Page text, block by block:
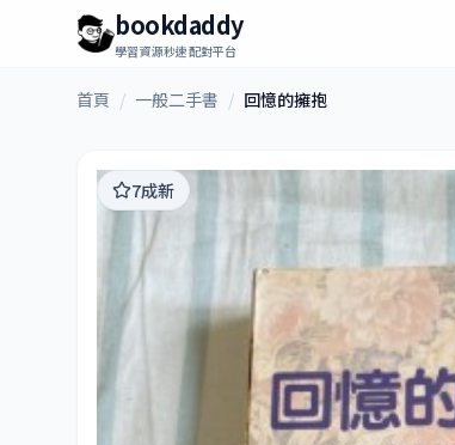
bookdaddy
學習資源秒速配對平台
首頁 / 一般二手書 / 回憶的擁抱
7成新